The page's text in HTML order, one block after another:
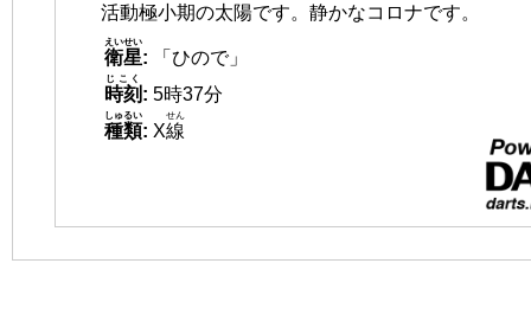
活動極小期の太陽です。静かなコロナです。
衛星
えいせい
:
「ひので」
時刻
じこく
: 5時37分
種類
しゅるい
: X線
せん